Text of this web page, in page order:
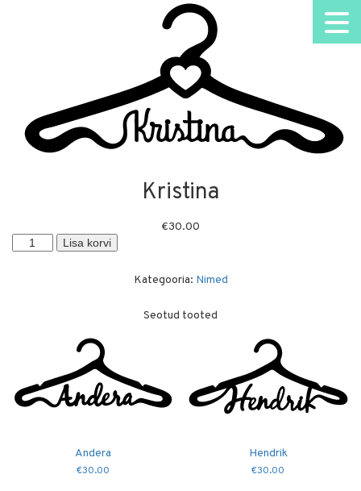
Kristina
€30.00
Kristina
kogus
Lisa korvi
Kategooria: Nimed
Seotud tooted
Andera
€30.00
Hendrik
€30.00